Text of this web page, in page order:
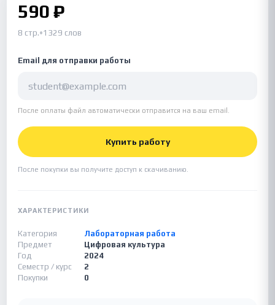
590 ₽
8 стр.•1329 слов
Email для отправки работы
После оплаты файл автоматически отправится на ваш email.
Купить работу
После покупки вы получите доступ к скачиванию.
ХАРАКТЕРИСТИКИ
Категория
Лабораторная работа
Предмет
Цифровая культура
Год
2024
Семестр / курс
2
Покупки
0